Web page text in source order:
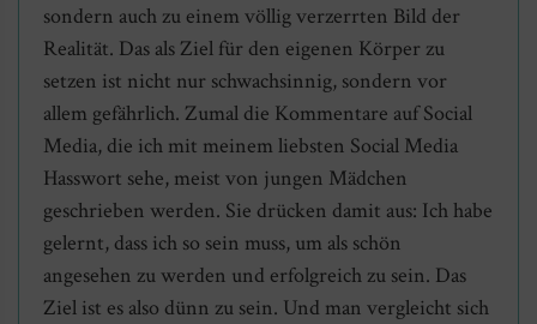
sondern auch zu einem völlig verzerrten Bild der
Realität. Das als Ziel für den eigenen Körper zu
setzen ist nicht nur schwachsinnig, sondern vor
allem gefährlich. Zumal die Kommentare auf Social
Media, die ich mit meinem liebsten Social Media
Hasswort sehe, meist von jungen Mädchen
geschrieben werden. Sie drücken damit aus: Ich habe
gelernt, dass ich so sein muss, um als schön
angesehen zu werden und erfolgreich zu sein. Das
Ziel ist es also dünn zu sein. Und man vergleicht sich